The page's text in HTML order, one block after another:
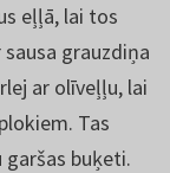
eļļā, lai tos
grauzdiņa
ar olīveļļu, lai
Tas
buķeti.